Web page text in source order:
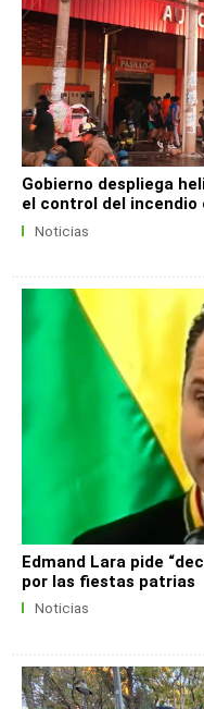
Gobierno despliega
el control del incendio
Noticias
Edmand Lara pide
por las fiestas patrias
Noticias